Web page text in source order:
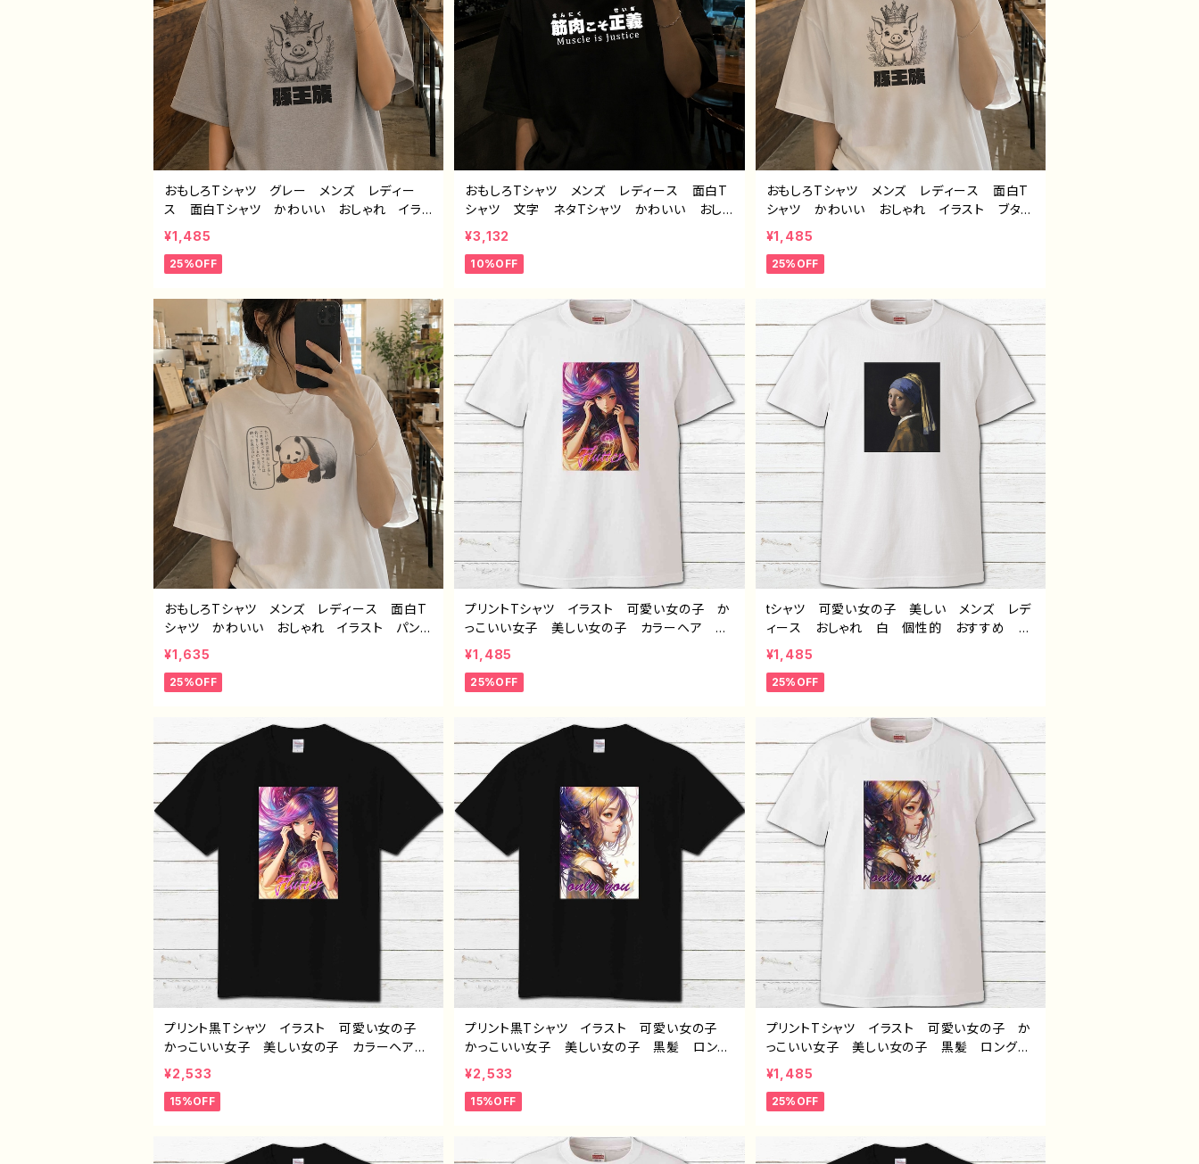
おもしろTシャツ グレー メンズ レディー
ス 面白Tシャツ かわいい おしゃれ イラ
スト ブタ 動物 ゆるかわ ゆるい ユニー
ク ネタ系 オリジナルキャラクター おすす
め 個性的 人気 イラストレーター クリエ
ズ 半袖シャツ デザイン コラボ タイトル：
豚王族（グレー） 作：んごミック C-3
¥1,485
25%OFF
おもしろTシャツ メンズ レディース 面白T
シャツ 文字 ネタTシャツ かわいい おしゃ
れ 個性的 おすすめ 半袖シャツ デザイ
ン コラボ オリジナル デザイン グッズ
タイトル：筋肉こそ正義 作：んごミック G-6
¥3,132
10%OFF
おもしろTシャツ メンズ レディース 面白T
シャツ かわいい おしゃれ イラスト ブタ
動物 ゆるかわ ゆるい ユニーク ネタ系
オリジナルキャラクター おすすめ 個性的
人気 イラストレーター クリエイター 絵
ツ デザイン コラボ タイトル：豚王族（ホワ
イト） 作：んごミック C-3
¥1,485
25%OFF
おもしろTシャツ メンズ レディース 面白T
シャツ かわいい おしゃれ イラスト パン
ダ 動物 ゆるかわ ゆるい ユニーク ネタ
系 オリジナルキャラクター おすすめ 個性
的 人気 イラストレーター クリエイター
ャツ デザイン コラボ 悪いことを言うパン
ダ タイトル：たいやき悪パンダ セリフ付き
作：こさつね C-3
¥1,635
25%OFF
プリントTシャツ イラスト 可愛い女の子 か
っこいい女子 美しい女の子 カラーヘア ロ
ングヘア おしゃれ エモい メンズ レディ
ース 個性的 おすすめ 人気 イラストレー
ター 絵師 クリエイター 白 半袖シャツ
¥1,485
25%OFF
tシャツ 可愛い女の子 美しい メンズ レデ
ィース おしゃれ 白 個性的 おすすめ 人
気 クリエイター イラストレーター 絵師
デザイン コラボ オリジナル デザイン グッ
ズ 半袖シャツ ノンブランド H-7 タイト
¥1,485
25%OFF
プリント黒Tシャツ イラスト 可愛い女の子
かっこいい女子 美しい女の子 カラーヘア
ロングヘア おしゃれ エモい メンズ レデ
ィース 個性的 おすすめ 人気 イラストレ
ーター 絵師 クリエイター 半袖シャツ コ
¥2,533
15%OFF
プリント黒Tシャツ イラスト 可愛い女の子
かっこいい女子 美しい女の子 黒髪 ロング
ヘア おしゃれ エモい メンズ レディー
ス 個性的 おすすめ 人気 イラストレータ
ー 絵師 クリエイター 半袖シャツ コラ
¥2,533
15%OFF
プリントTシャツ イラスト 可愛い女の子 か
っこいい女子 美しい女の子 黒髪 ロングヘ
ア おしゃれ エモい メンズ レディース
個性的 おすすめ 人気 イラストレーター
絵師 クリエイター 白 半袖シャツ コラ
¥1,485
25%OFF